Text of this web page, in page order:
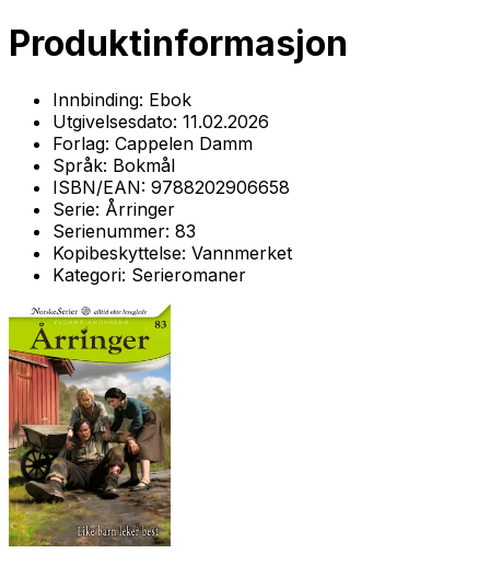
Produktinformasjon
Innbinding: Ebok
Utgivelsesdato: 11.02.2026
Forlag: Cappelen Damm
Språk: Bokmål
ISBN/EAN: 9788202906658
Serie: Årringer
Serienummer: 83
Kopibeskyttelse: Vannmerket
Kategori: Serieromaner